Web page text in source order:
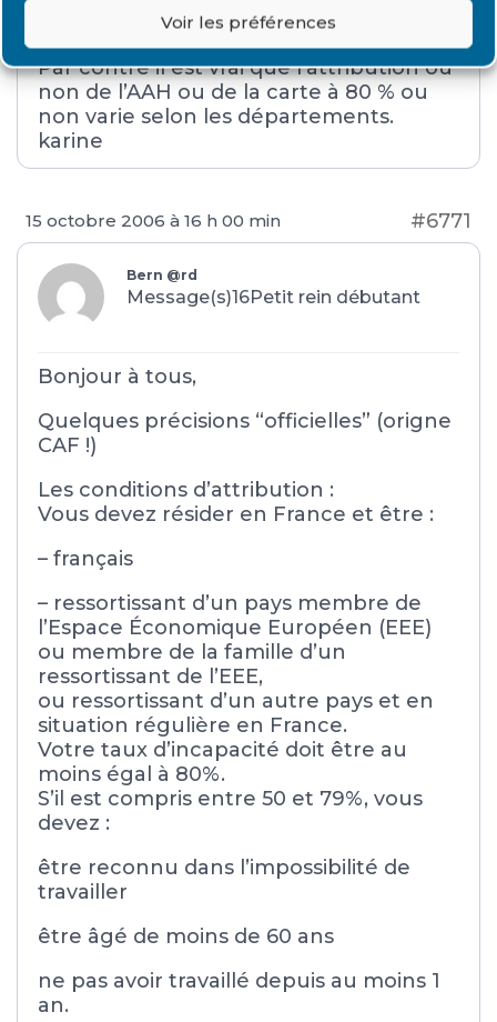
Voir les préférences
ne m’ont jamais été réclamées.
Par contre il est vrai que l’attribution ou
non de l’AAH ou de la carte à 80 % ou
non varie selon les départements.
karine
15 octobre 2006 à 16 h 00 min #6771
Bern @rd
Message(s)16Petit rein débutant
Bonjour à tous,
Quelques précisions “officielles” (origne
CAF !)
Les conditions d’attribution :
Vous devez résider en France et être :
– français
– ressortissant d’un pays membre de
l’Espace Économique Européen (EEE)
ou membre de la famille d’un
ressortissant de l’EEE,
ou ressortissant d’un autre pays et en
situation régulière en France.
Votre taux d’incapacité doit être au
moins égal à 80%.
S’il est compris entre 50 et 79%, vous
devez :
être reconnu dans l’impossibilité de
travailler
être âgé de moins de 60 ans
ne pas avoir travaillé depuis au moins 1
an.